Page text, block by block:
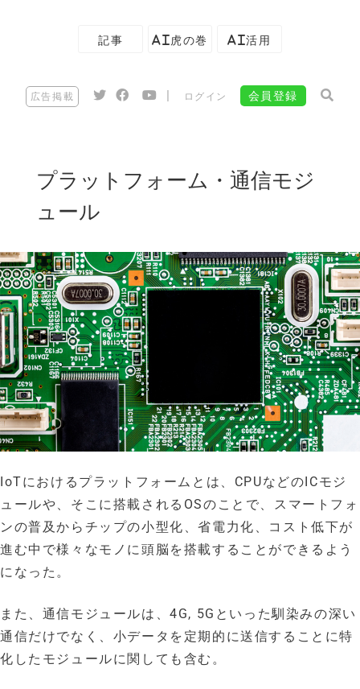
記事 AI虎の巻 AI活用
広告掲載 ログイン 会員登録
プラットフォーム・通信モジ
ュール
IoTにおけるプラットフォームとは、CPUなどのICモジ
ュールや、そこに搭載されるOSのことで、スマートフォ
ンの普及からチップの小型化、省電力化、コスト低下が
進む中で様々なモノに頭脳を搭載することができるよう
になった。
また、通信モジュールは、4G, 5Gといった馴染みの深い
通信だけでなく、小データを定期的に送信することに特
化したモジュールに関しても含む。